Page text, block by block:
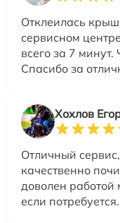
Отклеилась
сервисном
всего за 7
Спасибо за
Хохлов
Отличный
качественно
доволен работой
если потребуется.